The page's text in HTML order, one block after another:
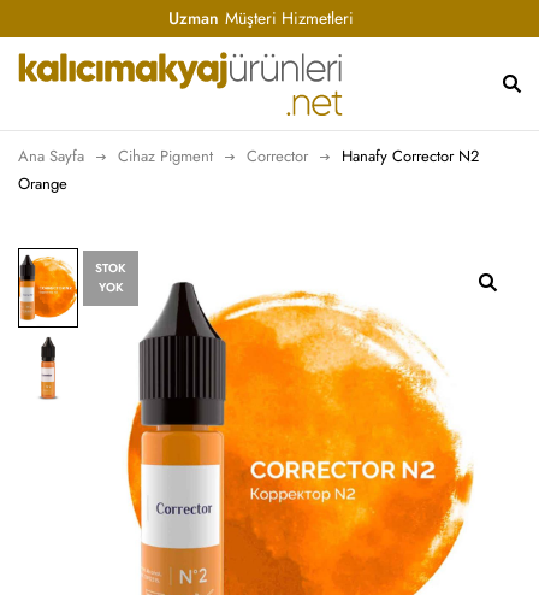
Uzman Müşteri Hizmetleri
Ana Sayfa Cihaz Pigment Corrector
Hanafy Corrector N2
Orange
STOK
YOK